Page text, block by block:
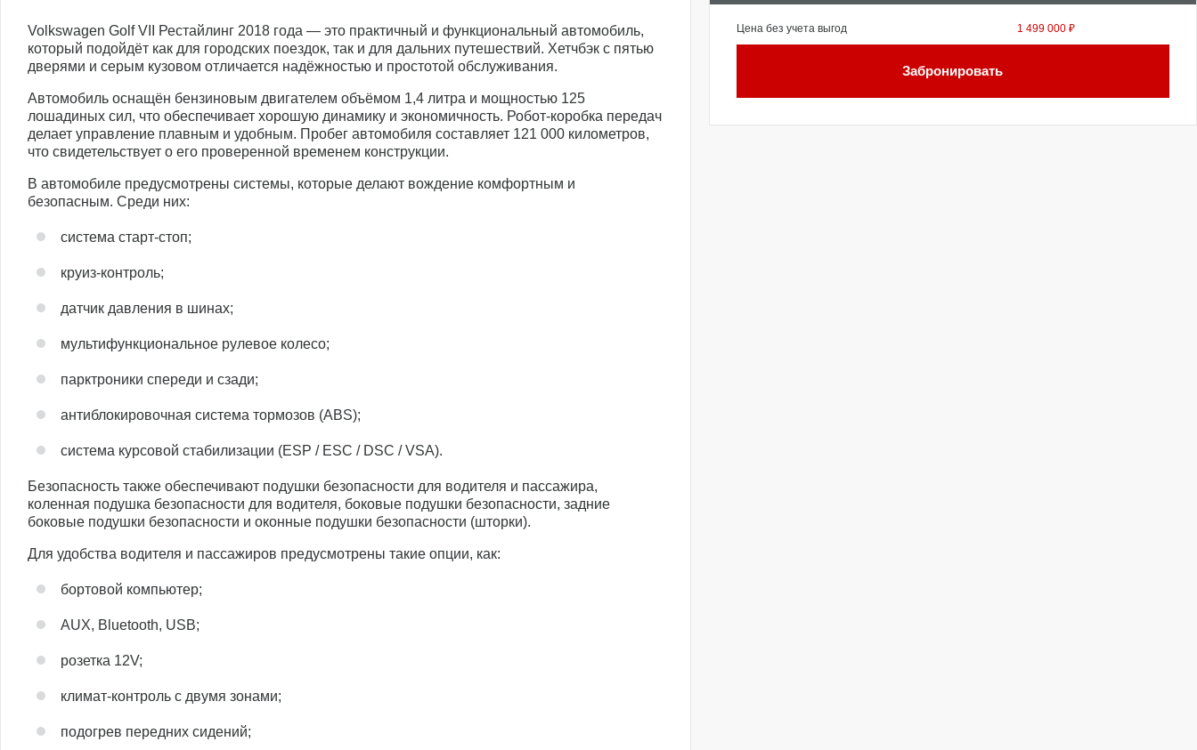
Volkswagen Golf VII Рестайлинг 2018 года — это практичный и функциональный автомобиль,
который подойдёт как для городских поездок, так и для дальних путешествий. Хетчбэк с пятью
дверями и серым кузовом отличается надёжностью и простотой обслуживания.
Автомобиль оснащён бензиновым двигателем объёмом 1,4 литра и мощностью 125
лошадиных сил, что обеспечивает хорошую динамику и экономичность. Робот-коробка передач
делает управление плавным и удобным. Пробег автомобиля составляет 121 000 километров,
что свидетельствует о его проверенной временем конструкции.
В автомобиле предусмотрены системы, которые делают вождение комфортным и
безопасным. Среди них:
система старт-стоп;
круиз-контроль;
датчик давления в шинах;
мультифункциональное рулевое колесо;
парктроники спереди и сзади;
антиблокировочная система тормозов (ABS);
система курсовой стабилизации (ESP / ESC / DSC / VSA).
Безопасность также обеспечивают подушки безопасности для водителя и пассажира,
коленная подушка безопасности для водителя, боковые подушки безопасности, задние
боковые подушки безопасности и оконные подушки безопасности (шторки).
Для удобства водителя и пассажиров предусмотрены такие опции, как:
бортовой компьютер;
AUX, Bluetooth, USB;
розетка 12V;
климат-контроль с двумя зонами;
подогрев передних сидений;
Цена без учета выгод 1 499 000 ₽
Забронировать